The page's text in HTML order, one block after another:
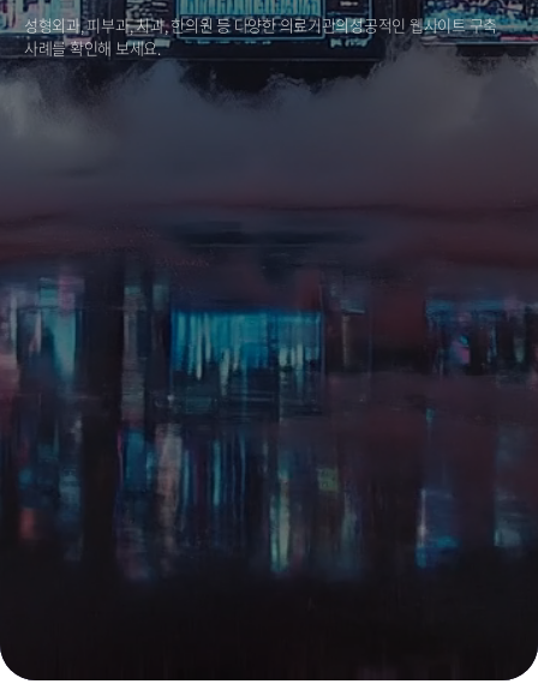
성형외과, 피부과, 치과, 한의원 등 다양한 의료기관의성공적인 웹사이트 구축
사례를 확인해 보세요.